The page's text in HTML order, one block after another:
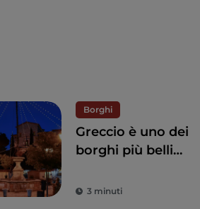
Borghi
Greccio è uno dei
borghi più belli
ottime ragioni per
3 minuti